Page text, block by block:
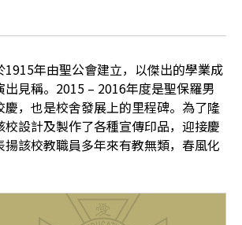
1915年由聖公會建立，以傑出的學業成
見稱。2015 – 2016年度是聖保羅男
慶，也是校舍發展上的里程碑。為了隆
校設計及製作了各種宣傳印品，迎接慶
該校教職員多年來有教無類，春風化